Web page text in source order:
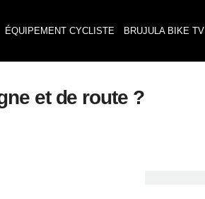
ÉQUIPEMENT CYCLISTE BRUJULA BIKE TV
et de route ?